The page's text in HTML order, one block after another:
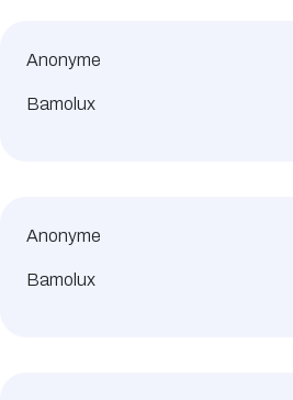
Anonyme
Bamolux
Anonyme
Bamolux